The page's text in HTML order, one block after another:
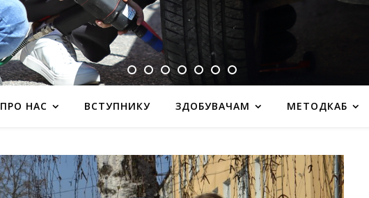
ПРО НАС ВСТУПНИКУ ЗДОБУВАЧАМ МЕТОДКАБ